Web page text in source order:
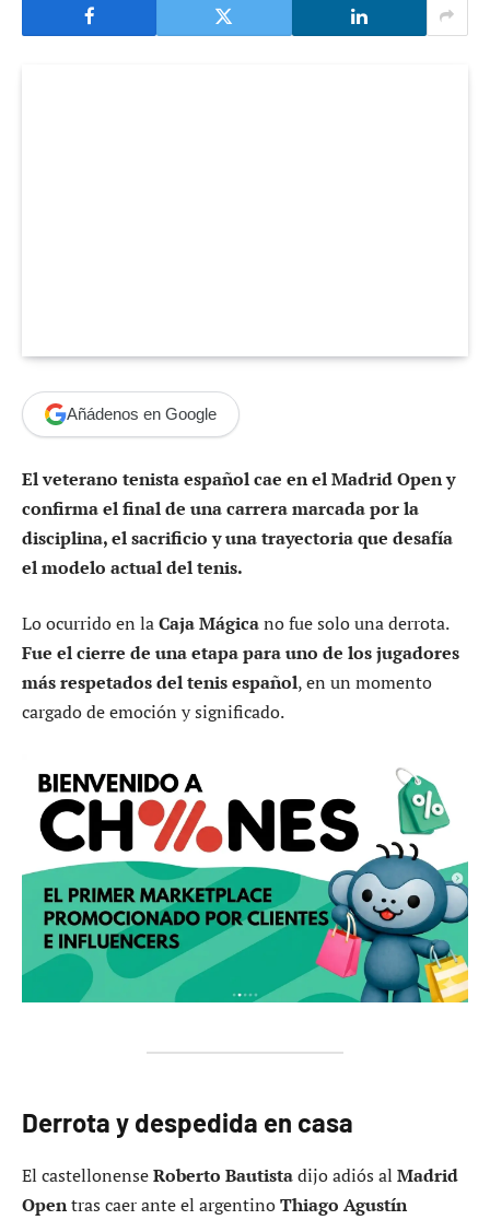
Añádenos en Google
El veterano tenista español cae en el Madrid Open y
confirma el final de una carrera marcada por la
disciplina, el sacrificio y una trayectoria que desafía
el modelo actual del tenis.
Lo ocurrido en laCaja Mágicano fue solo una derrota.
Fue el cierre de una etapa para uno de los jugadores
más respetados del tenis español, en un momento
cargado de emoción y significado.
Derrota y despedida en casa
El castellonenseRoberto Bautistadijo adiós al Madrid
Opentras caer ante el argentinoThiago Agustín